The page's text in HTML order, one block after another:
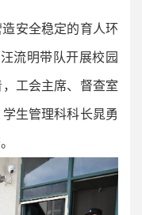
安全稳定的育人环
流明带队开展校园
工会主席、督查室
生管理科科长晁勇